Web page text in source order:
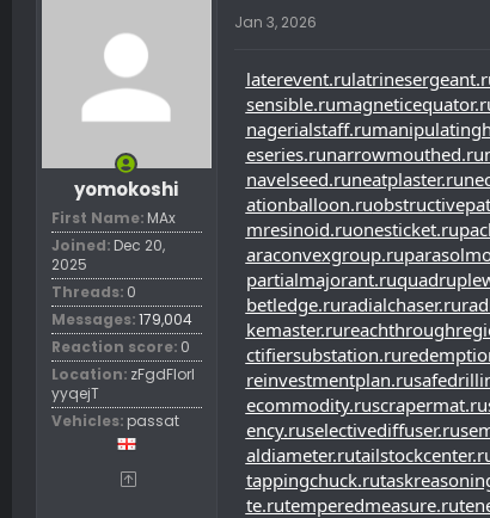
yomokoshi
First Name MAx
Joined Dec 20,
2025
Threads 0
Messages 179,004
Reaction score 0
Location zFgdFIorl
yyqejT
Vehicles passat
Jan 3, 2026
laterevent.ru
sensible.ru
nagerialstaff.ru
eseries.runarrowmouthed.ru
navelseed.runeatplaster.ru
ationballoon.ru
mresinoid.ruonesticket.ru
araconvexgroup.ru
partialmajorant.ru
betledge.ruradialchaser.ru
kemaster.ru
ctifiersubstation.ru
reinvestmentplan.ru
ecommodity.ruscrapermat.ru
ency.ruselectivediffuser.ru
aldiameter.ru
tappingchuck.ru
te.rutemperedmeasure.ru